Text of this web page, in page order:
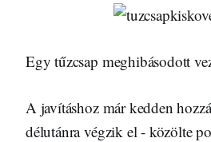
Egy tűzcsap meghibásodott
A javításhoz már kedden
délutánra végzik el - közölte